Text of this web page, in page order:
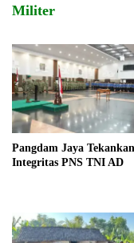
Militer
Pangdam Jaya Tekankan
Integritas PNS TNI AD